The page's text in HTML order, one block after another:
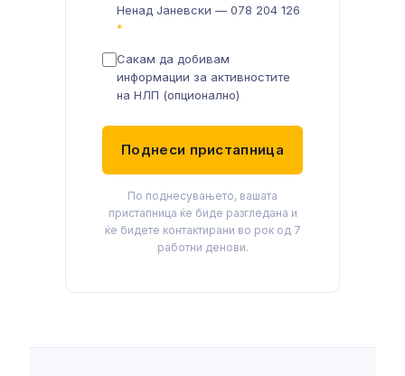
Ненад Јаневски — 078 204 126
*
Сакам да добивам
информации за активностите
на НЛП (опционално)
Поднеси пристапница
По поднесувањето, вашата
пристапница ќе биде разгледана и
ќе бидете контактирани во рок од 7
работни денови.